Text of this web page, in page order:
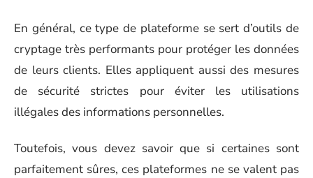
En général, ce type de plateforme se sert d’outils de
cryptage très performants pour protéger les données
de leurs clients. Elles appliquent aussi des mesures
de sécurité strictes pour éviter les utilisations
illégales des informations personnelles.
Toutefois, vous devez savoir que si certaines sont
parfaitement sûres, ces plateformes ne se valent pas